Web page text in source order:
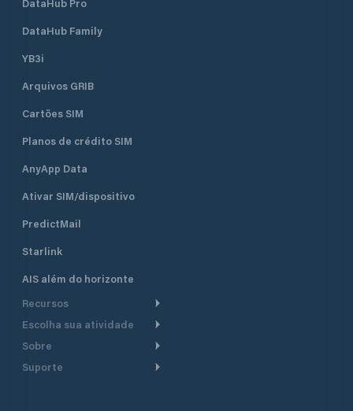
DataHub Pro
DataHub Family
YB3i
Arquivos GRIB
Cartões SIM
Planos de crédito SIM
AnyApp Data
Ativar SIM/dispositivo
PredictMail
Starlink
AIS além do horizonte
Recursos
Roteamento meteorológico
embarcações a motor
Escolha sua atividade
Cruzeiro
Lanchas
Sobre
Faça um tour
Suporte